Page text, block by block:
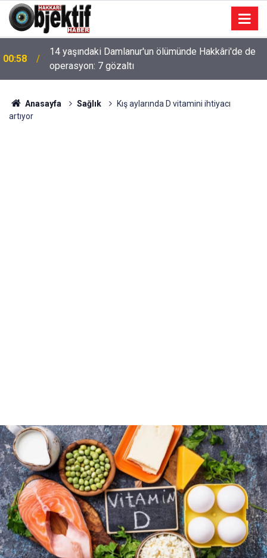
00:58
14 yaşındaki Damlanur'un ölümünde Hakkâri'de de
operasyon: 7 gözaltı
Anasayfa Sağlık
Kış aylarında D vitamini ihtiyacı
artıyor